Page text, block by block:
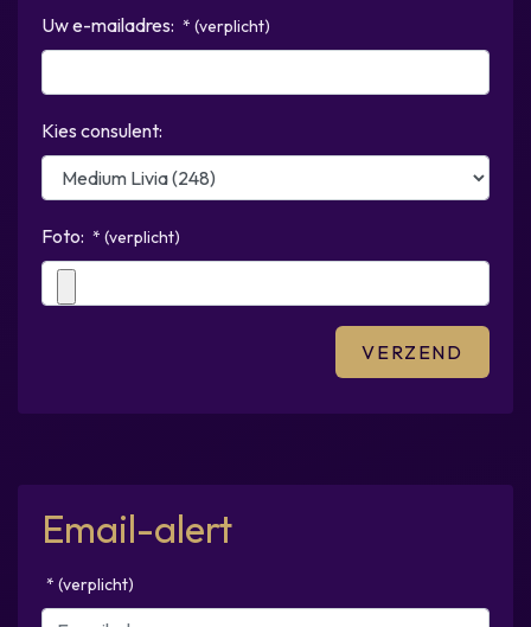
Uw e-mailadres: * (verplicht)
Kies consulent:
Foto: * (verplicht)
Email-alert
* (verplicht)